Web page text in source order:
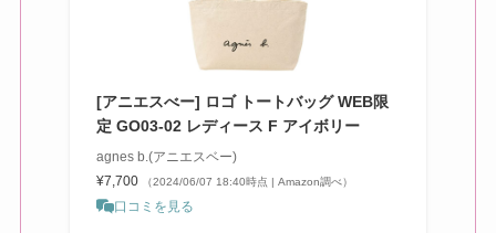
[アニエスべー] ロゴ トートバッグ WEB限
定 GO03‐02 レディース F アイボリー
agnes b.(アニエスベー)
¥7,700
（2024/06/07 18:40時点 | Amazon調べ）
口コミを見る